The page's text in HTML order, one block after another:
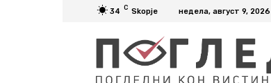
34 C Skopje недела, август 9, 2026